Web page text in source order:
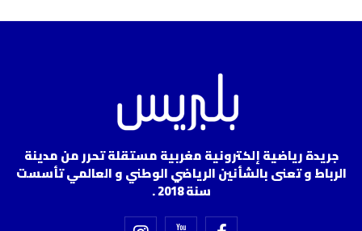
جريدة رياضية إلكترونية مغربية مستقلة تحرر من مدينة
الرباط و تعنى بالشأنين الرياضي الوطني و العالمي تأسست
سنة 2018 .